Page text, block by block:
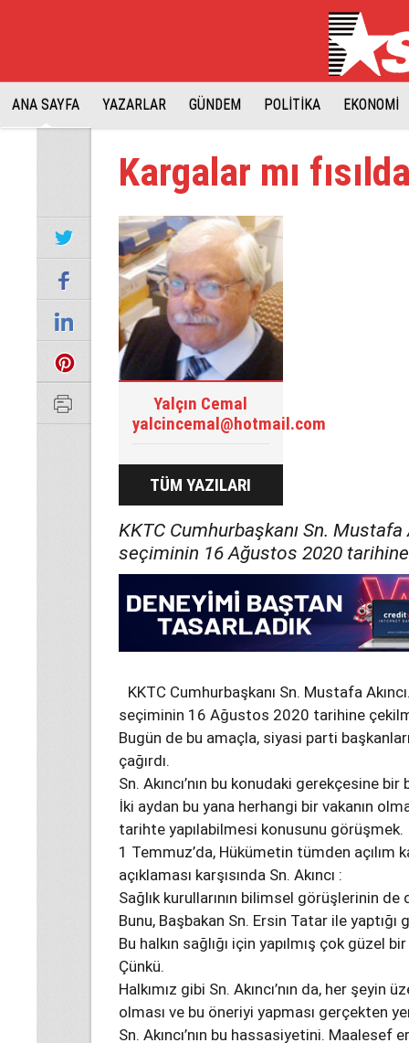
ANA SAYFA YAZARLAR GÜNDEM POLİTİKA EKONOMİ
Kargalar mı
Yalçın Cemal
yalcincemal@hotmail.com
TÜM YAZILARI
KKTC Cumhurbaşkanı Sn. Mustafa
seçiminin 16 Ağustos 2020
KKTC Cumhurbaşkanı Sn. Mustafa
seçiminin 16 Ağustos 2020 tarihine
Bugün de bu amaçla, siyasi parti
çağırdı.
Sn. Akıncı’nın bu konudaki gerekçesine bir
İki aydan bu yana herhangi bir vakanın
tarihte yapılabilmesi konusunu görüşmek.
1 Temmuz’da, Hükümetin tümden
açıklaması karşısında Sn. Akıncı :
Sağlık kurullarının bilimsel görüşlerinin de
Bunu, Başbakan Sn. Ersin Tatar ile
Bu halkın sağlığı için yapılmış çok güzel
Çünkü.
Halkımız gibi Sn. Akıncı’nın da, her şeyin
olması ve bu öneriyi yapması gerçekten
Sn. Akıncı’nın bu hassasiyetini.